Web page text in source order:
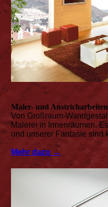
Maler- und Anstricharbeiten
Von Großraum-
Malerei in Innenräumen.
und unserer Fantasie sind
Mehr dazu →